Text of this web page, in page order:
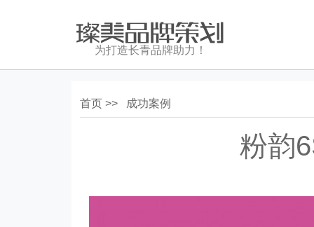
为打造长青品牌助力！
首页 >> 成功案例
粉韵